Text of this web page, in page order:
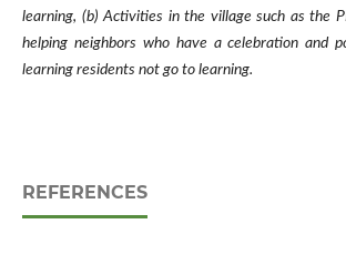
learning, (b) Activities in the village such as the
helping neighbors who have a celebration and
learning residents not go to learning.
REFERENCES